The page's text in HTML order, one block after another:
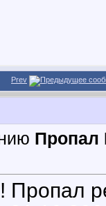
Prev
Пропал
Пропал